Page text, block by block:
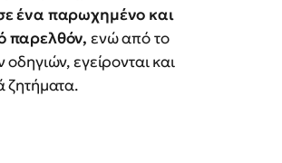
ένα παρωχημένο και
παρελθόν, ενώ από το
εγείρονται και
ζητήματα.